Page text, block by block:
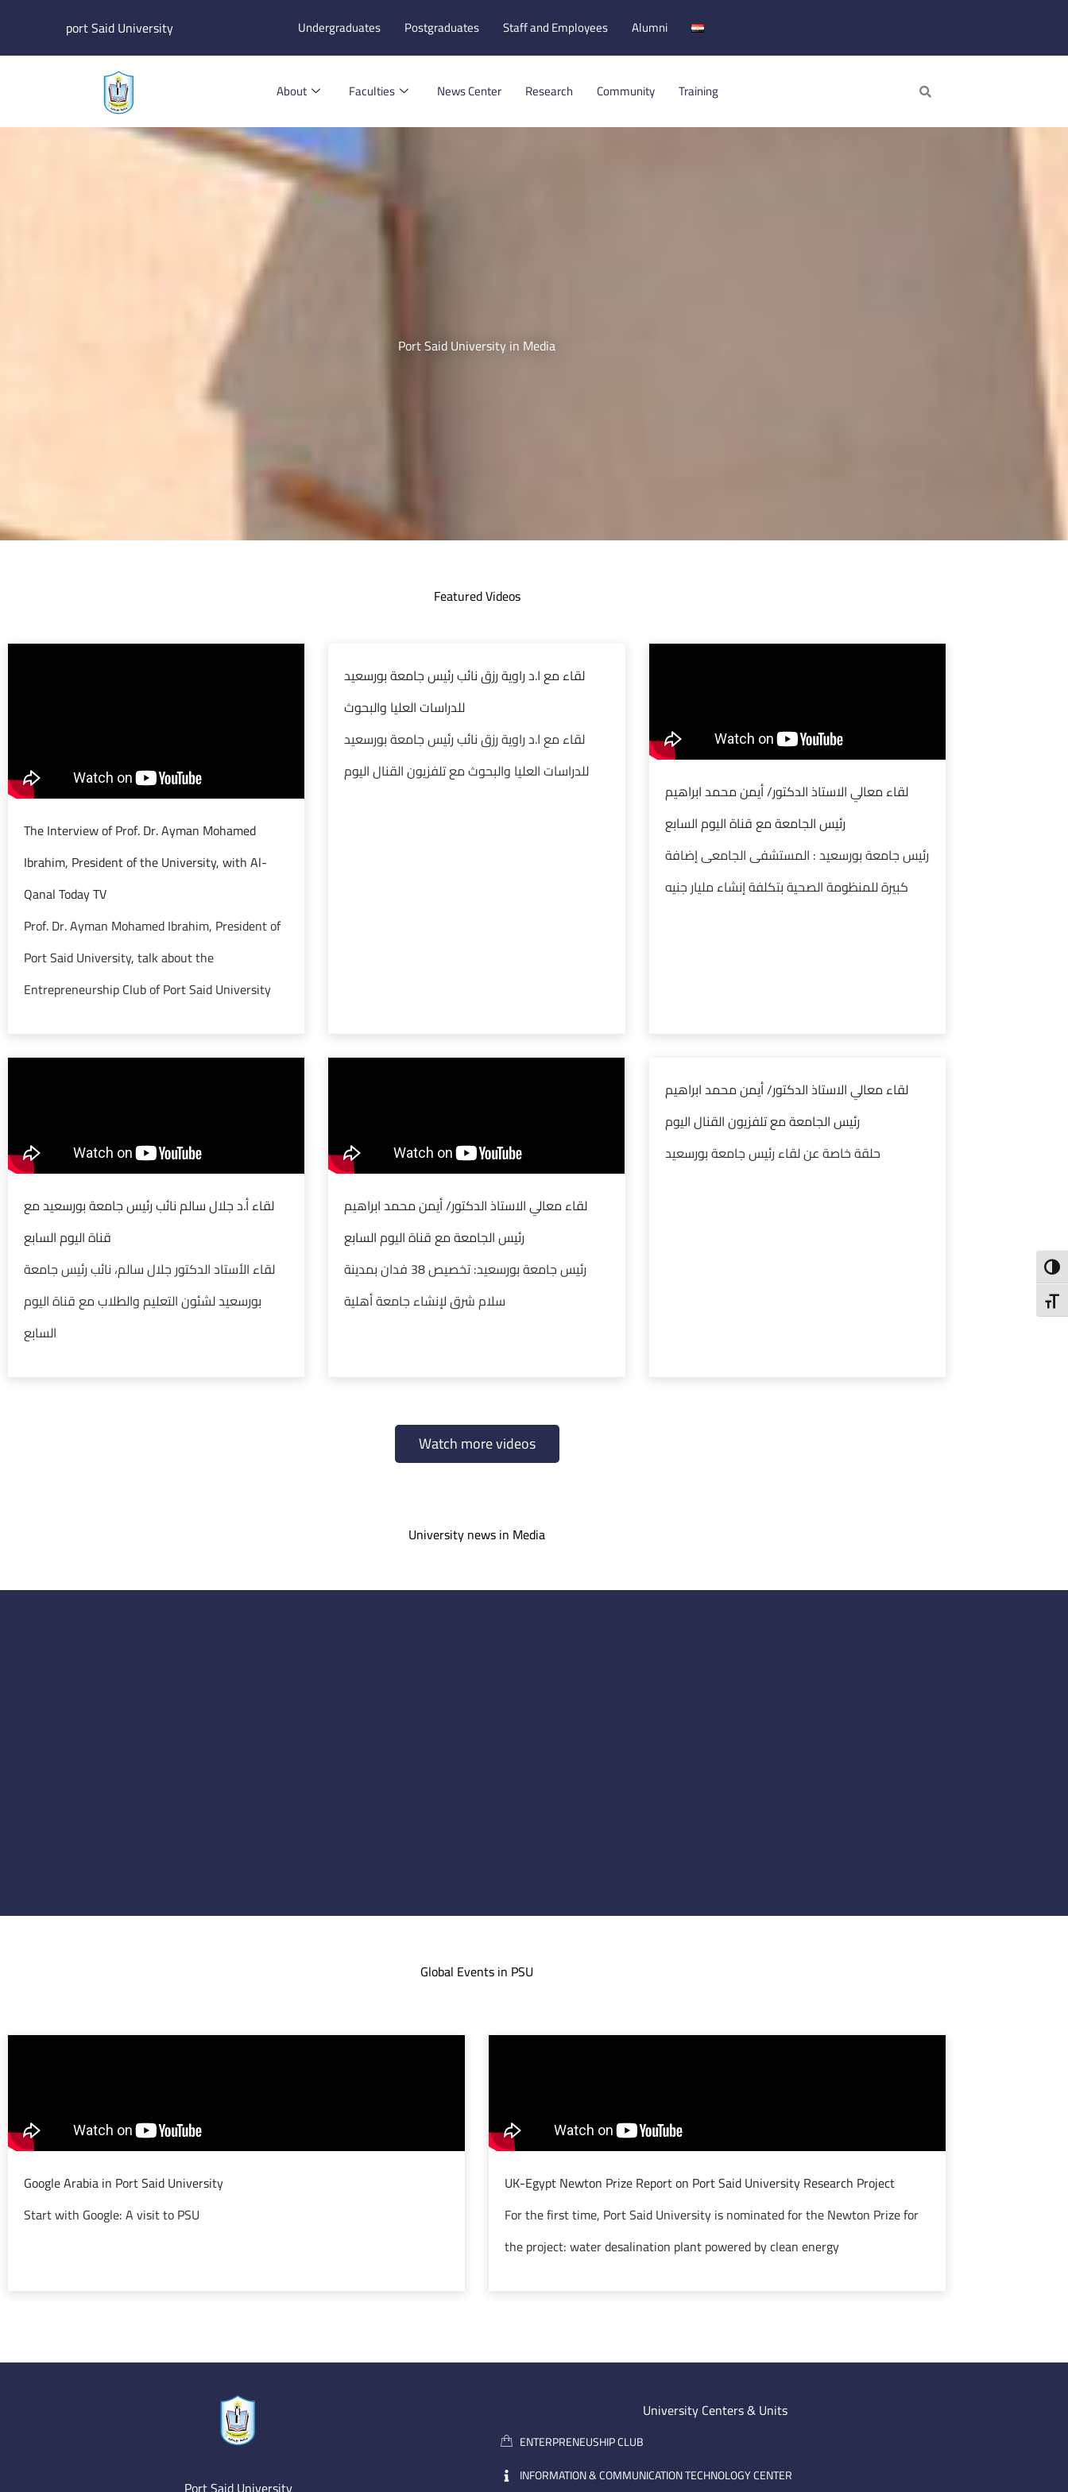
port Said University Undergraduates Postgraduates Staff and Employees Alumni
About Faculties News Center Research Community Training Search
Port Said University in Media
Featured Videos
The Interview of Prof. Dr. Ayman Mohamed
Ibrahim, President of the University, with Al-
Qanal Today TV
Prof. Dr. Ayman Mohamed Ibrahim, President of
Port Said University, talk about the
Entrepreneurship Club of Port Said University
لقاء مع ا.د راوية رزق نائب رئيس جامعة بورسعيد
للدراسات العليا والبحوث
لقاء مع ا.د راوية رزق نائب رئيس جامعة بورسعيد
للدراسات العليا والبحوث مع تلفزيون القنال اليوم
لقاء معالي الاستاذ الدكتور/ أيمن محمد ابراهيم
رئيس الجامعة مع قناة اليوم السابع
رئيس جامعة بورسعيد : المستشفى الجامعى إضافة
كبيرة للمنظومة الصحية بتكلفة إنشاء مليار جنيه
لقاء أ.د جلال سالم نائب رئيس جامعة بورسعيد مع
قناة اليوم السابع
لقاء الأستاد الدكتور جلال سالم، نائب رئيس جامعة
بورسعيد لشئون التعليم والطلاب مع قناة اليوم
السابع
لقاء معالي الاستاذ الدكتور/ أيمن محمد ابراهيم
رئيس الجامعة مع قناة اليوم السابع
رئيس جامعة بورسعيد: تخصيص 38 فدان بمدينة
سلام شرق لإنشاء جامعة أهلية
لقاء معالي الاستاذ الدكتور/ أيمن محمد ابراهيم
رئيس الجامعة مع تلفزيون القنال اليوم
حلقة خاصة عن لقاء رئيس جامعة بورسعيد
Watch more videos
University news in Media
Global Events in PSU
Google Arabia in Port Said University
Start with Google: A visit to PSU
UK-Egypt Newton Prize Report on Port Said University Research Project
For the first time, Port Said University is nominated for the Newton Prize for
the project: water desalination plant powered by clean energy
University Centers & Units
ENTERPRENEUSHIP CLUB
INFORMATION & COMMUNICATION TECHNOLOGY CENTER